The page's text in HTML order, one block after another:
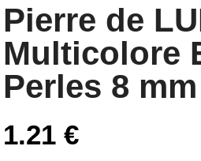
Pierre de
Multicolore
Perles 8 mm
1.21€